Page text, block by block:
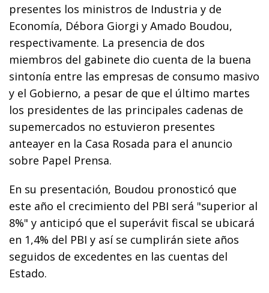
presentes los ministros de Industria y de
Economía, Débora Giorgi y Amado Boudou,
respectivamente. La presencia de dos
miembros del gabinete dio cuenta de la buena
sintonía entre las empresas de consumo masivo
y el Gobierno, a pesar de que el último martes
los presidentes de las principales cadenas de
supemercados no estuvieron presentes
anteayer en la Casa Rosada para el anuncio
sobre Papel Prensa.
En su presentación, Boudou pronosticó que
este año el crecimiento del PBI será "superior al
8%" y anticipó que el superávit fiscal se ubicará
en 1,4% del PBI y así se cumplirán siete años
seguidos de excedentes en las cuentas del
Estado.